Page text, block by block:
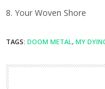
Your Woven Shore
TAGS: DOOM METAL , MY